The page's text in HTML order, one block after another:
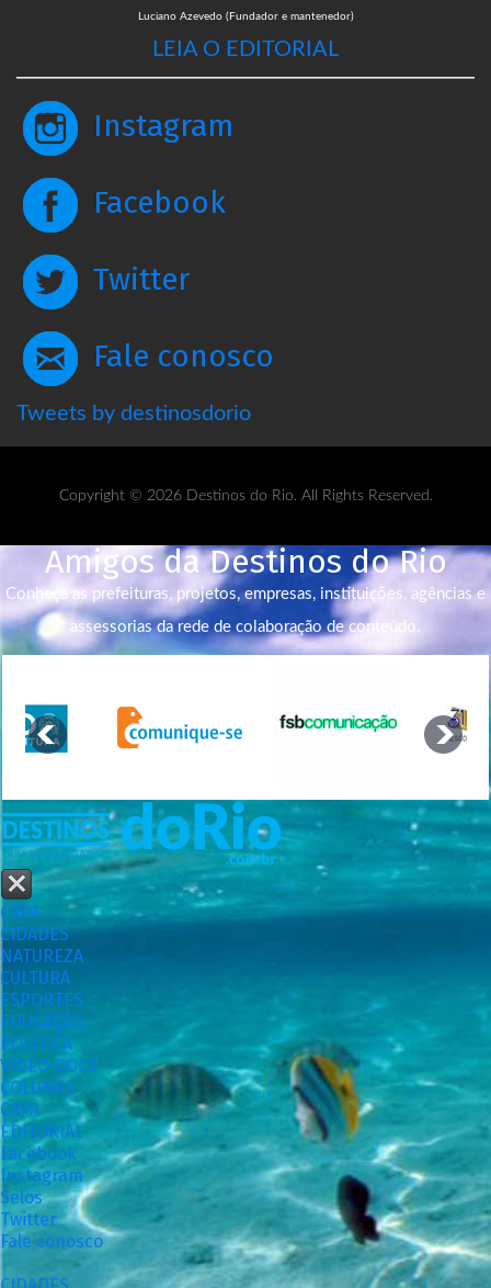
Luciano Azevedo (Fundador e mantenedor)
LEIA O EDITORIAL
Instagram
Facebook
Twitter
Fale conosco
Tweets by destinosdorio
Copyright © 2026 Destinos do Rio. All Rights Reserved.
Amigos da Destinos do Rio
Conheça as prefeituras, projetos, empresas, instituições, agências e
assessorias da rede de colaboração de conteúdo.